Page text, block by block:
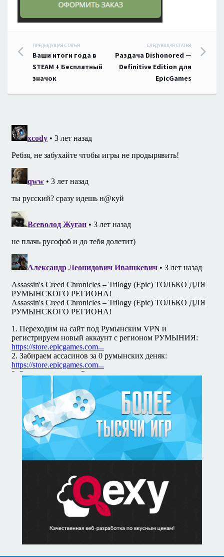
Навигация
по
записям
ПРЕДЫДУЩАЯ СТАТЬЯ
Ваши итоги года в
STEAM + Бесплатный
значок
СЛЕДУЮЩАЯ СТАТЬЯ
Раздача Dishonored —
Definitive Edition для
EpicGames